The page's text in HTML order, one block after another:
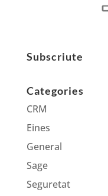
Subscriute
Categories
CRM
Eines
General
Sage
Seguretat